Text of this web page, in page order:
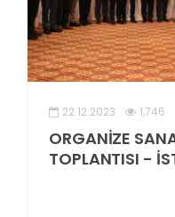
22.12.2023 1,746
ORGANİZE
TOPLANTISI -